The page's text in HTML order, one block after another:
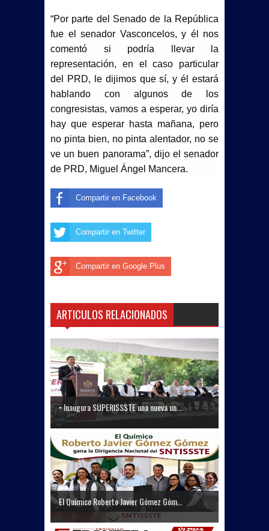
“Por parte del Senado de la República
fue el senador Vasconcelos, y él nos
comentó si podría llevar la
representación, en el caso particular
del PRD, le dijimos que sí, y él estará
hablando con algunos de los
congresistas, vamos a esperar, yo diría
hay que esperar hasta mañana, pero
no pinta bien, no pinta alentador, no se
ve un buen panorama”, dijo el senador
de PRD, Miguel Ángel Mancera.
Compartir en Facebook
Compartir en Twitter
Compartir en Google Plus
ARTICULOS RELACIONADOS
• Inaugura SUPERISSSTE una nueva un...
El Químico Roberto Javier Gómez Góm...